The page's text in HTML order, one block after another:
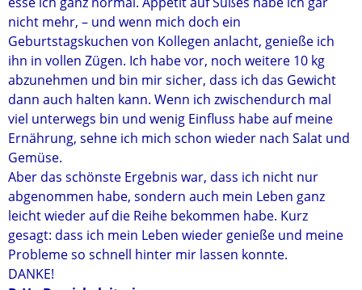
nicht mehr, – und wenn mich doch ein
Geburtstagskuchen von Kollegen anlacht, genieße ich
ihn in vollen Zügen. Ich habe vor, noch weitere 10 kg
abzunehmen und bin mir sicher, dass ich das Gewicht
dann auch halten kann. Wenn ich zwischendurch mal
viel unterwegs bin und wenig Einfluss habe auf meine
Ernährung, sehne ich mich schon wieder nach Salat und
Gemüse.
Aber das schönste Ergebnis war, dass ich nicht nur
abgenommen habe, sondern auch mein Leben ganz
leicht wieder auf die Reihe bekommen habe. Kurz
gesagt: dass ich mein Leben wieder genieße und meine
Probleme so schnell hinter mir lassen konnte.
DANKE!